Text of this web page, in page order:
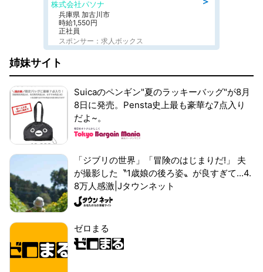
株式会社パソナ
兵庫県 加古川市
時給1,550円
正社員
スポンサー：求人ボックス
姉妹サイト
Suicaのペンギン"夏のラッキーバッグ"が8月
8日に発売。Pensta史上最も豪華な7点入り
だよ~。
「ジブリの世界」「冒険のはじまりだ!」 夫
が撮影した〝1歳娘の後ろ姿〟が良すぎて...4.
8万人感激|Jタウンネット
ゼロまる